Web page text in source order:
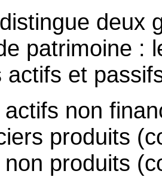
deux
patrimoine :
actifs et
non
produits
produits